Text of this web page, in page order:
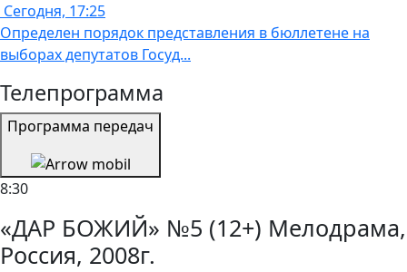
Сегодня, 17:25
Определен порядок представления в бюллетене на
выборах депутатов Госуд...
Телепрограмма
Программа передач
8:30
«ДАР БОЖИЙ» №5 (12+) Мелодрама,
Россия, 2008г.